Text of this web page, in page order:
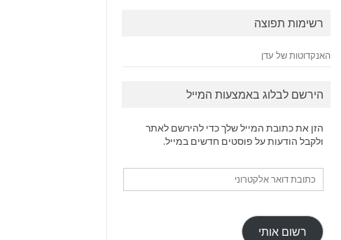
רשימות תפוצה
האנקדוטות של עדן
הירשם לבלוג באמצעות המייל
הזן את כתובת המייל שלך כדי להירשם לאתר
ולקבל הודעות על פוסטים חדשים במייל.
רשום אותי